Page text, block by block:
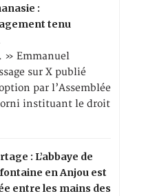
:
tenu
» Emmanuel
sur X publié
par l’Assemblée
instituant le droit
: L’abbaye de
en Anjou est
entre les mains des